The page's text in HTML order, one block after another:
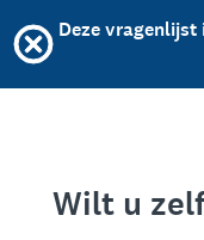
Deze
Wilt u